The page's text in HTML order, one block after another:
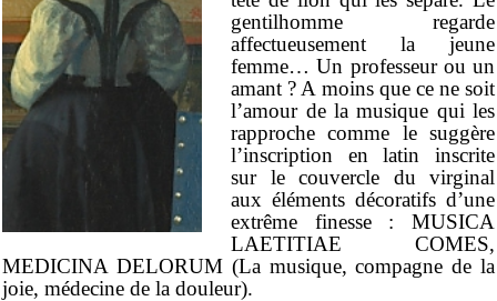
gentilhomme regarde
affectueusement la jeune
femme… Un professeur ou un
amant ? A moins que ce ne soit
l’amour de la musique qui les
rapproche comme le suggère
l’inscription en latin inscrite
sur le couvercle du virginal
aux éléments décoratifs d’une
extrême finesse : MUSICA
LAETITIAE COMES,
MEDICINA DELORUM (La musique, compagne de la
joie, médecine de la douleur).